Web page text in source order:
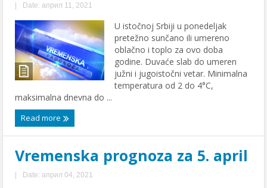
| Date: април 11, 2021
U istočnoj Srbiji u ponedeljak
pretežno sunčano ili umereno
oblačno i toplo za ovo doba
godine. Duvaće slab do umeren
južni i jugoistočni vetar. Minimalna
temperatura od 2 do 4°C,
maksimalna dnevna do ...
Read more
Vremenska prognoza za 5. april
| Date: април 04, 2021